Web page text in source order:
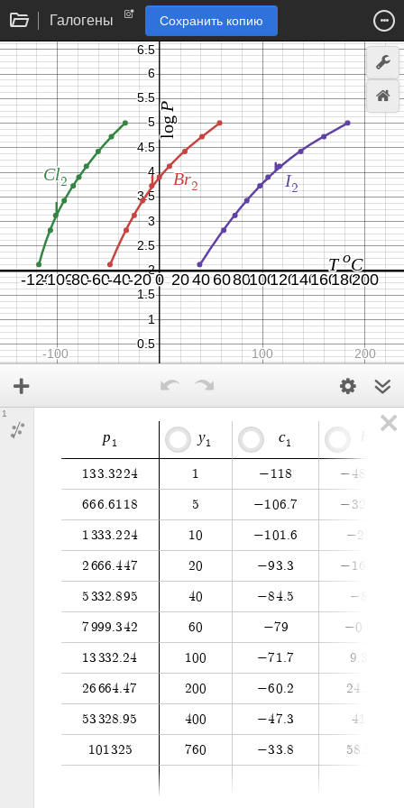
Галогены Сохранить копию
p 1 y1 c1 b
133 3224 1 − 1 1 8 − 48
666 61 1 8 5 −1 06 .7 − 32
1 333 224 1 0 −1 01 .6 − 2
2 666 447 20 −93 3 − 1 6
5 332 895 40 −84. 5 −
7 999 342 60 −79 −0
13 332 24 1 00 −7 1 7 9
26 664. 47 200 −60 2 24
53 328 95 400 −47 3 4
101 325 760 −33 8 58
1